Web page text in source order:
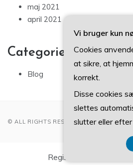
maj 2021
april 2021
Categories
Blog
© ALL RIGHTS RESERVED 2022
Registreringsnummer
Vi bruger kun
Cookies
at sikre, at
korrekt.
Disse cookies
slettes
slutter eller